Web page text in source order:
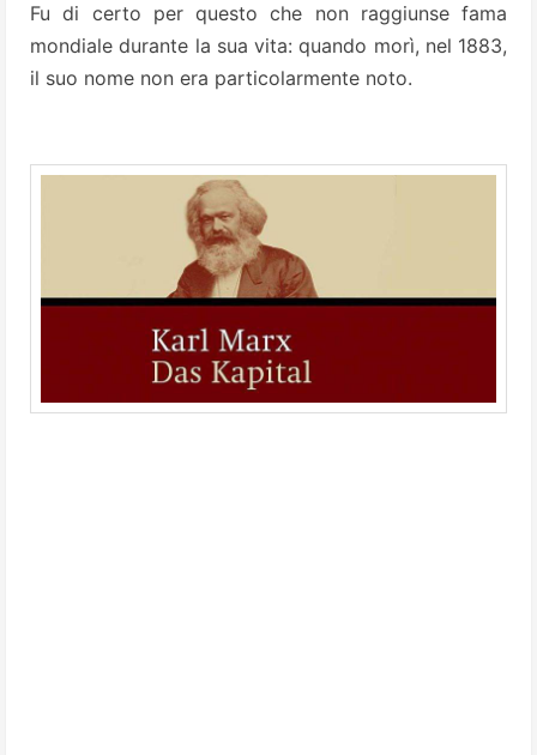
Fu di certo per questo che non raggiunse fama
mondiale durante la sua vita: quando morì, nel 1883,
il suo nome non era particolarmente noto.